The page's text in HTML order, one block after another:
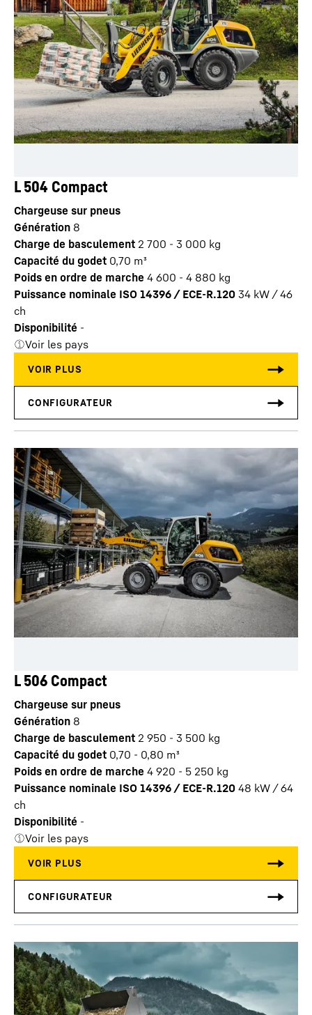
L 504 Compact
Chargeuse sur pneus
Génération 8
Charge de basculement 2 700 - 3 000 kg
Capacité du godet 0,70 m³
Poids en ordre de marche 4 600 - 4 880 kg
Puissance nominale ISO 14396 / ECE-R.120 34 kW / 46
ch
Disponibilité -
Voir les pays
L 506 Compact
Chargeuse sur pneus
Génération 8
Charge de basculement 2 950 - 3 500 kg
Capacité du godet 0,70 - 0,80 m³
Poids en ordre de marche 4 920 - 5 250 kg
Puissance nominale ISO 14396 / ECE-R.120 48 kW / 64
ch
Disponibilité -
Voir les pays